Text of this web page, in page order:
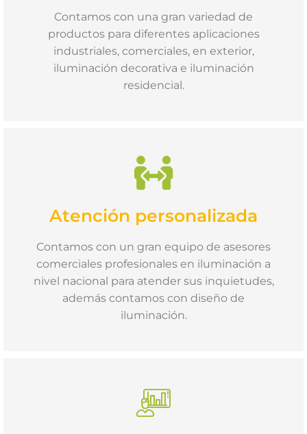
Contamos con una gran variedad de
productos para diferentes aplicaciones
industriales, comerciales, en exterior,
iluminación decorativa e iluminación
residencial.
Atención personalizada
Contamos con un gran equipo de asesores
comerciales profesionales en iluminación a
nivel nacional para atender sus inquietudes,
además contamos con diseño de
iluminación.